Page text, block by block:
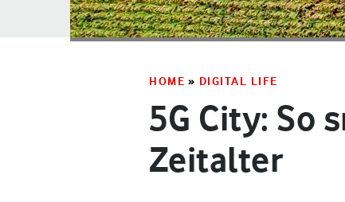
HOME » DIGITAL LIFE
5G City: So
Zeitalter